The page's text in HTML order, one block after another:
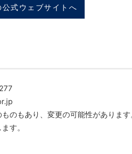
式ウェブサイトへ
のもあり、変更の可能性がありま
す。